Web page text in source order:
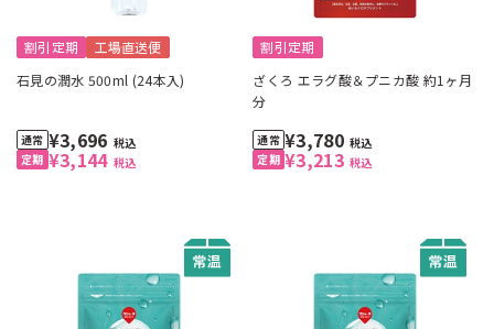
割引定期 工場直送便
石見の潤水 500ml (24本入)
¥3,144 税込
¥3,696 税込
割引定期
ざくろ エラグ酸＆プニカ酸 約1ヶ月
分
¥3,213 税込
¥3,780 税込